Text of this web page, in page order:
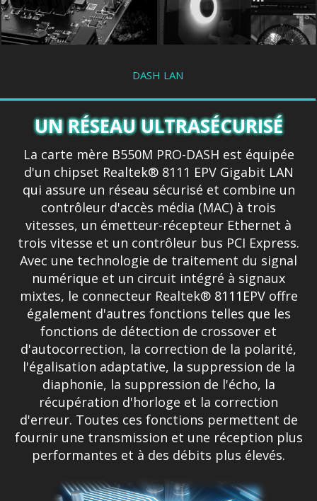
DASH LAN
UN RÉSEAU ULTRASÉCURISÉ
La carte mère B550M PRO-DASH est équipée
d'un chipset Realtek® 8111 EPV Gigabit LAN
qui assure un réseau sécurisé et combine un
contrôleur d'accès média (MAC) à trois
vitesses, un émetteur-récepteur Ethernet à
trois vitesse et un contrôleur bus PCI Express.
Avec une technologie de traitement du signal
numérique et un circuit intégré à signaux
mixtes, le connecteur Realtek® 8111EPV offre
également d'autres fonctions telles que les
fonctions de détection de crossover et
d'autocorrection, la correction de la polarité,
l'égalisation adaptative, la suppression de la
diaphonie, la suppression de l'écho, la
récupération d'horloge et la correction
d'erreur. Toutes ces fonctions permettent de
fournir une transmission et une réception plus
performantes et à des débits plus élevés.